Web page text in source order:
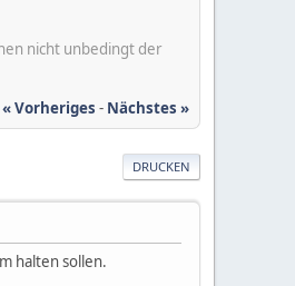
nicht unbedingt der
« Vorheriges - Nächstes »
DRUCKEN
halten sollen.